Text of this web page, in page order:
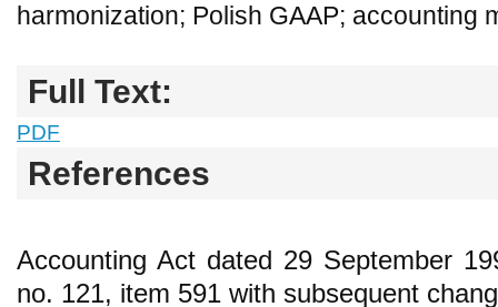
harmonization; Polish GAAP; accounting
Full Text:
PDF
References
Accounting Act dated 29 September
no. 121, item 591 with subsequent